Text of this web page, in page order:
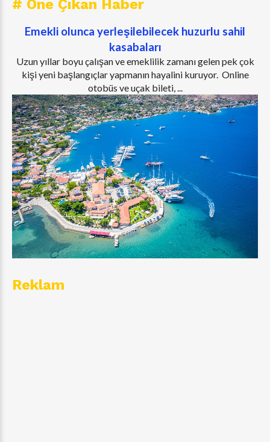
# Öne Çıkan Haber
Emekli olunca yerleşilebilecek huzurlu sahil
kasabaları
Uzun yıllar boyu çalışan ve emeklilik zamanı gelen pek çok
kişi yeni başlangıçlar yapmanın hayalini kuruyor. Online
otobüs ve uçak bileti, ...
Reklam